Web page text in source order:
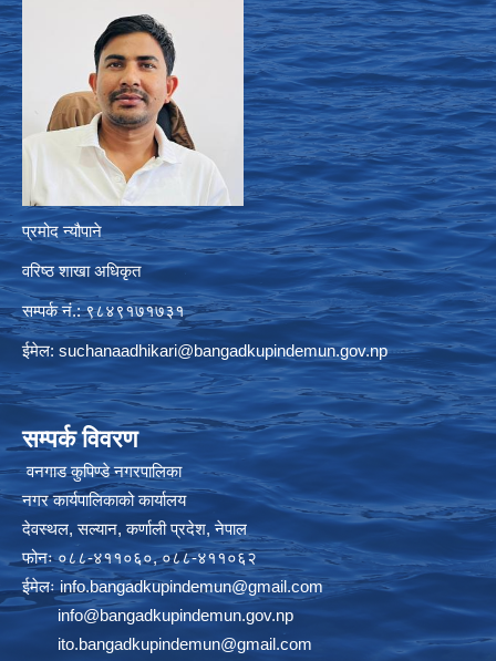
प्रमोद न्यौपाने
वरिष्ठ शाखा अधिकृत
सम्पर्क नं.: ९८४९१७१७३१
ईमेल: suchanaadhikari@bangadkupindemun.gov.np
सम्पर्क विवरण
वनगाड कुपिण्डे नगरपालिका
नगर कार्यपालिकाको कार्यालय
देवस्थल, सल्यान, कर्णाली प्रदेश, नेपाल
फोनः ०८८-४११०६०, ०८८-४११०६२
ईमेलःinfo.bangadkupindemun@gmail.com
info@bangadkupindemun.gov.np
ito.bangadkupindemun@gmail.com